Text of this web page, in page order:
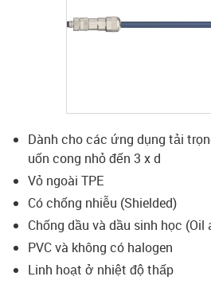
Dành cho các ứng dụng tải
uốn cong nhỏ đến 3 x d
Vỏ ngoài TPE
Có chống nhiễu (Shielded)
Chống dầu và dầu sinh học
PVC và không có halogen
Linh hoạt ở nhiệt độ thấp